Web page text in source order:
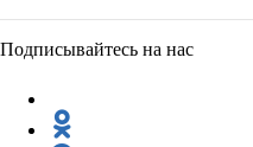
Подписывайтесь на нас